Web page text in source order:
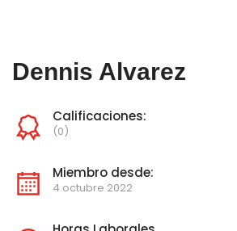
Dennis Alvarez
Calificaciones:
(0)
Miembro desde:
4 octubre 2022